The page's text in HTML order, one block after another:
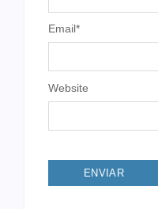
Email*
Website